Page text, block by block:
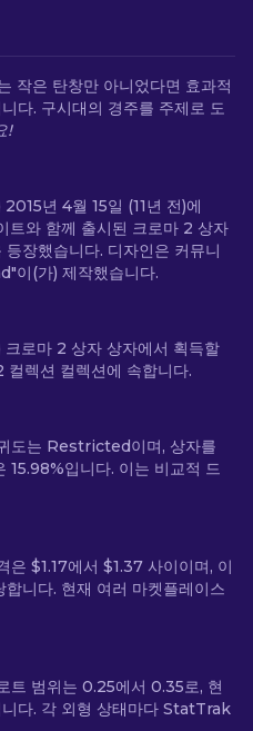
작은 탄창만 아니었다면 효과적
다. 구시대의 경주를 주제로 도
!
년 4월 15일 (11년 전)에
와 함께 출시된 크로마 2 상자
장했습니다. 디자인은 커뮤니
이(가) 제작했습니다.
로마 2 상자 상자에서 획득할
컬렉션 컬렉션에 속합니다.
도는 Restricted이며, 상자를
15.98%입니다. 이는 비교적 드
$1.17에서 $1.37 사이이며, 이
니다. 현재 여러 마켓플레이스
트 범위는 0.25에서 0.35로, 현
다. 각 외형 상태마다 StatTrak